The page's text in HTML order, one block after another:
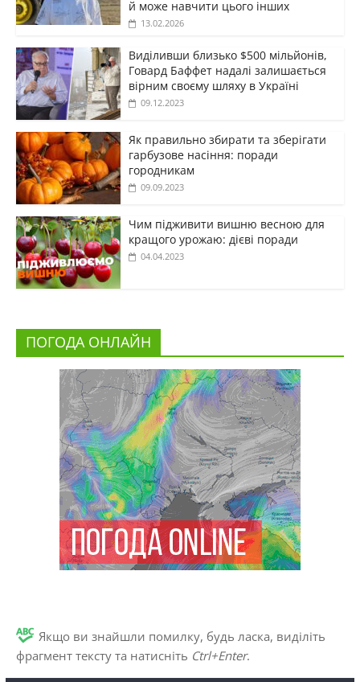
й може навчити цього інших
13.02.2026
Виділивши близько $500 мільйонів,
Говард Баффет надалі залишається
вірним своєму шляху в Україні
09.12.2023
Як правильно збирати та зберігати
гарбузове насіння: поради
городникам
09.09.2023
Чим підживити вишню весною для
кращого урожаю: дієві поради
04.04.2023
ПОГОДА ОНЛАЙН
Якщо ви знайшли помилку, будь ласка, виділіть
фрагмент тексту та натисніть Ctrl+Enter.